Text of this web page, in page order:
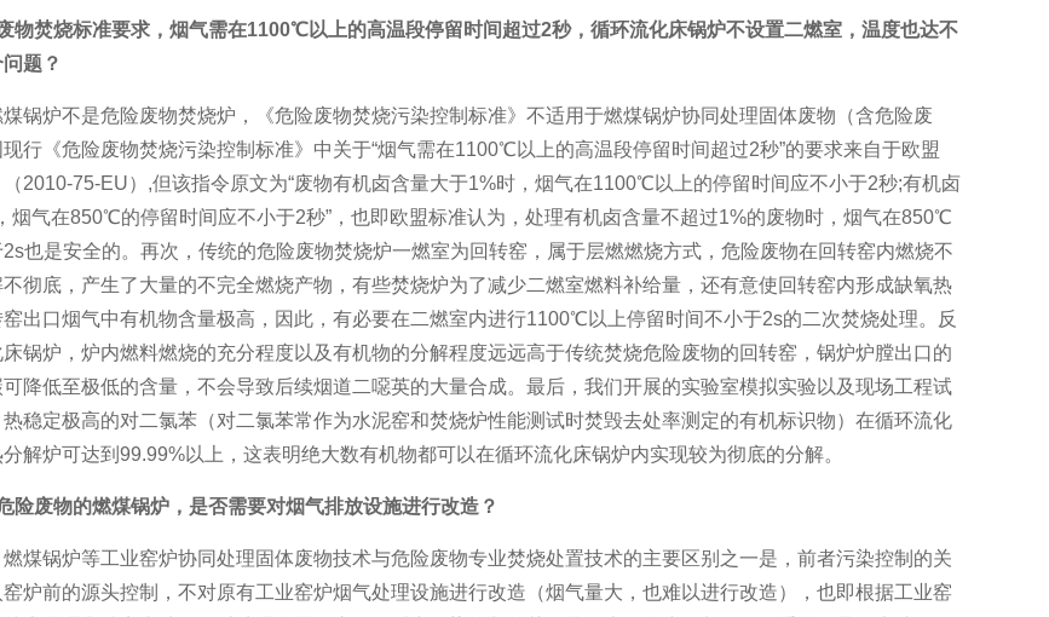
物焚烧标准要求，烟气需在1100℃以上的高温段停留时间超过2秒，循环流化床锅炉不设置二燃室，温度也达不
题？
锅炉不是危险废物焚烧炉，《危险废物焚烧污染控制标准》不适用于燃煤锅炉协同处理固体废物（含危险废
行《危险废物焚烧污染控制标准》中关于“烟气需在1100℃以上的高温段停留时间超过2秒”的要求来自于欧盟
（2010-75-EU）,但该指令原文为“废物有机卤含量大于1%时，烟气在1100℃以上的停留时间应不小于2秒;有机卤
烟气在850℃的停留时间应不小于2秒”，也即欧盟标准认为，处理有机卤含量不超过1%的废物时，烟气在850℃
也是安全的。再次，传统的危险废物焚烧炉一燃室为回转窑，属于层燃燃烧方式，危险废物在回转窑内燃烧不
彻底，产生了大量的不完全燃烧产物，有些焚烧炉为了减少二燃室燃料补给量，还有意使回转窑内形成缺氧热
出口烟气中有机物含量极高，因此，有必要在二燃室内进行1100℃以上停留时间不小于2s的二次焚烧处理。反
锅炉，炉内燃料燃烧的充分程度以及有机物的分解程度远远高于传统焚烧危险废物的回转窑，锅炉炉膛出口的
降低至极低的含量，不会导致后续烟道二噁英的大量合成。最后，我们开展的实验室模拟实验以及现场工程试
稳定极高的对二氯苯（对二氯苯常作为水泥窑和焚烧炉性能测试时焚毁去处率测定的有机标识物）在循环流化
解炉可达到99.99%以上，这表明绝大数有机物都可以在循环流化床锅炉内实现较为彻底的分解。
险废物的燃煤锅炉，是否需要对烟气排放设施进行改造？
煤锅炉等工业窑炉协同处理固体废物技术与危险废物专业焚烧处置技术的主要区别之一是，前者污染控制的关
炉前的源头控制，不对原有工业窑炉烟气处理设施进行改造（烟气量大，也难以进行改造），也即根据工业窑